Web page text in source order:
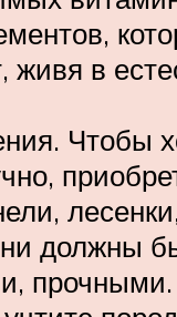
живя в
Чтобы
должны